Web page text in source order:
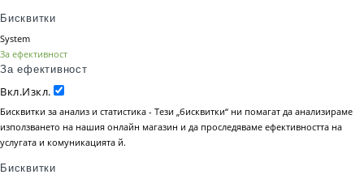
Бисквитки
System
За ефективност
За ефективност
Вкл.Изкл.
Бисквитки за анализ и статистика - Тези „бисквитки“ ни помагат да анализираме
използването на нашия онлайн магазин и да проследяваме ефективността на
услугата и комуникацията й.
Бисквитки